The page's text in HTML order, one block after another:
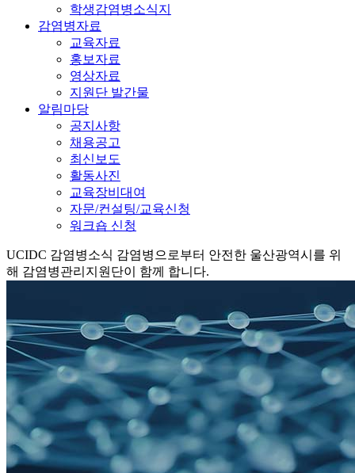
학생감염병소식지
감염병자료
교육자료
홍보자료
영상자료
지원단 발간물
알림마당
공지사항
채용공고
최신보도
활동사진
교육장비대여
자문/컨설팅/교육신청
워크숍 신청
UCIDC 감염병소식 감염병으로부터 안전한 울산광역시를 위
해 감염병관리지원단이 함께 합니다.